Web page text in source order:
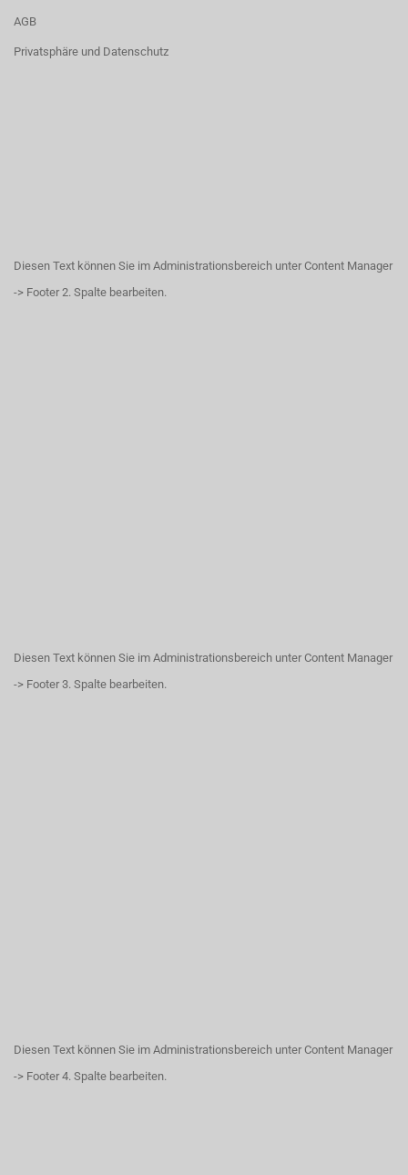
AGB
Privatsphäre und Datenschutz
Diesen Text können Sie im Administrationsbereich unter Content Manager
-> Footer 2. Spalte bearbeiten.
Diesen Text können Sie im Administrationsbereich unter Content Manager
-> Footer 3. Spalte bearbeiten.
Diesen Text können Sie im Administrationsbereich unter Content Manager
-> Footer 4. Spalte bearbeiten.